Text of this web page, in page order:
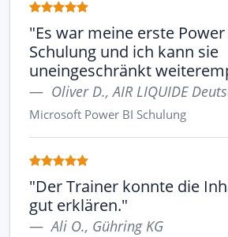
"Es war meine erste
Schulung und ich kann sie
uneingeschränkt
Oliver D., AIR LIQUIDE
Microsoft Power BI Schulung
"Der Trainer konnte die
gut erklären."
Ali O., Gühring KG